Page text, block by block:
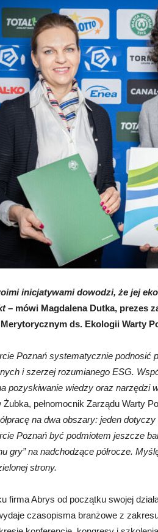
inicjatywami dowodzi, że jej
– mówi Magdalena Dutka, prezes
ds. Ekologii Warty
Poznań systematycznie podnosić
i szerzej rozumianego ESG.
pozyskiwanie wiedzy oraz narzędzi
Żubka, pełnomocnik Zarządu Warty
na dwa obszary: jeden dotyczy
Poznań być podmiotem jeszcze
gry” na nadchodzące półrocze.
strony.
firma Abrys od początku swojej
czasopisma branżowe z